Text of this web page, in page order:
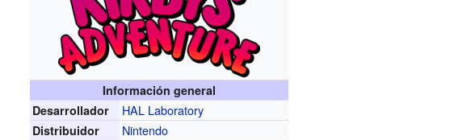
Información general
Desarrollador
HAL Laboratory
Distribuidor Nintendo